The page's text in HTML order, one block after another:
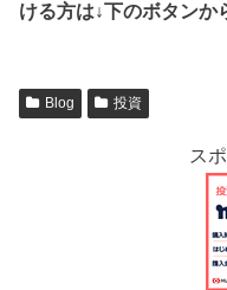
ける方は↓下のボタンか
Blog 投資
ス